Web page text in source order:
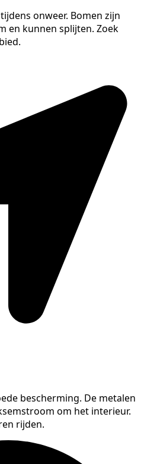
onweer. Bomen zijn
en kunnen splijten. Zoek
bescherming. De metalen
om het interieur.
rijden.